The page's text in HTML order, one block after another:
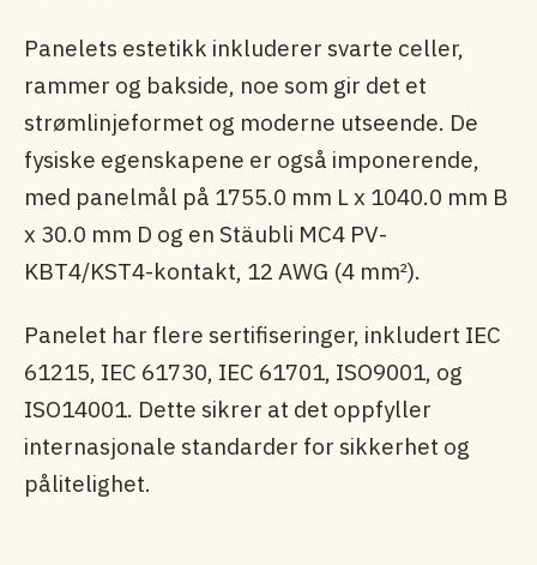
Panelets estetikk inkluderer svarte celler,
rammer og bakside, noe som gir det et
strømlinjeformet og moderne utseende. De
fysiske egenskapene er også imponerende,
med panelmål på 1755.0 mm L x 1040.0 mm B
x 30.0 mm D og en Stäubli MC4 PV-
KBT4/KST4-kontakt, 12 AWG (4 mm²).
Panelet har flere sertifiseringer, inkludert IEC
61215, IEC 61730, IEC 61701, ISO9001, og
ISO14001. Dette sikrer at det oppfyller
internasjonale standarder for sikkerhet og
pålitelighet.